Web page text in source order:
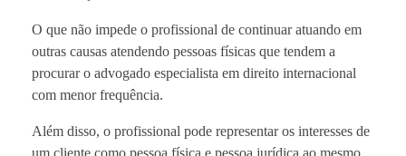
O que não impede o profissional de continuar atuando em
outras causas atendendo pessoas físicas que tendem a
procurar o advogado especialista em direito internacional
com menor frequência.
Além disso, o profissional pode representar os interesses de